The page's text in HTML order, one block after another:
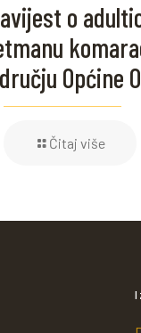
o
Općine
Čitaj više